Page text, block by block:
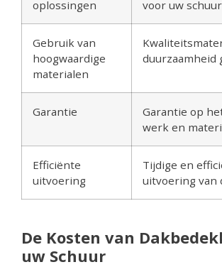
oplossingen voor uw schuur
Gebruik van
hoogwaardige
materialen
duurzaamheid
Garantie
Garantie op
werk en
Efficiënte
uitvoering
Tijdige en
uitvoering van
De Kosten van
uw Schuur